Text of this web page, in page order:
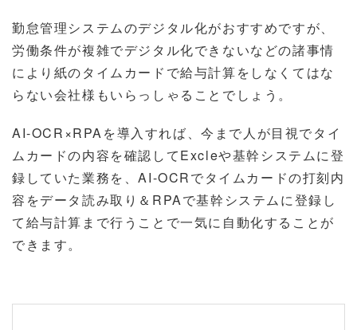
勤怠管理システムのデジタル化がおすすめですが、
労働条件が複雑でデジタル化できないなどの諸事情
により紙のタイムカードで給与計算をしなくてはな
らない会社様もいらっしゃることでしょう。
AI-OCR×RPAを導入すれば、今まで人が目視でタイ
ムカードの内容を確認してExcleや基幹システムに登
録していた業務を、AI-OCRでタイムカードの打刻内
容をデータ読み取り＆RPAで基幹システムに登録し
て給与計算まで行うことで一気に自動化することが
できます。